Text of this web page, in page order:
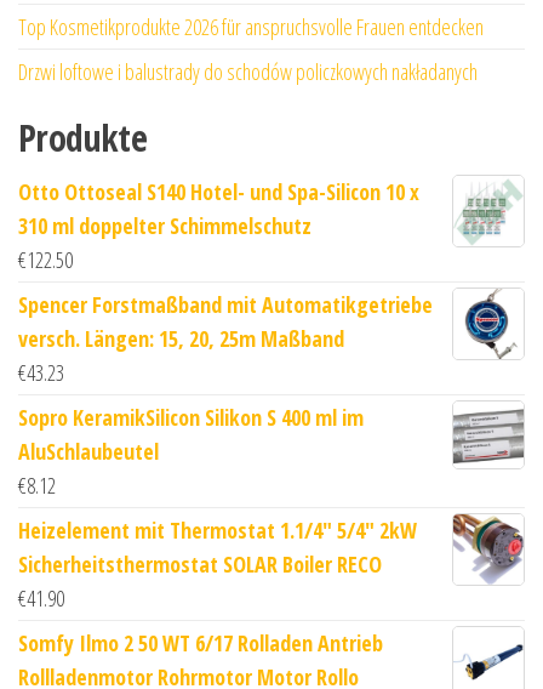
Top Kosmetikprodukte 2026 für anspruchsvolle Frauen entdecken
Drzwi loftowe i balustrady do schodów policzkowych nakładanych
Produkte
Otto Ottoseal S140 Hotel- und Spa-Silicon 10 x
310 ml doppelter Schimmelschutz
€122.50
Spencer Forstmaßband mit Automatikgetriebe
versch. Längen: 15, 20, 25m Maßband
€43.23
Sopro KeramikSilicon Silikon S 400 ml im
AluSchlaubeutel
€8.12
Heizelement mit Thermostat 1.1/4" 5/4" 2kW
Sicherheitsthermostat SOLAR Boiler RECO
€41.90
Somfy Ilmo 2 50 WT 6/17 Rolladen Antrieb
Rollladenmotor Rohrmotor Motor Rollo